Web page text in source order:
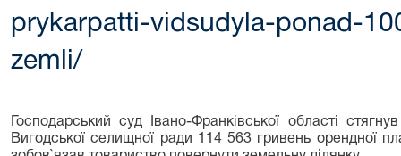
prykarpatti-vidsudyla-ponad-
zemli/
Господарський суд Івано-Франківської області
Вигодської селищної ради 114 563 гривень орендної